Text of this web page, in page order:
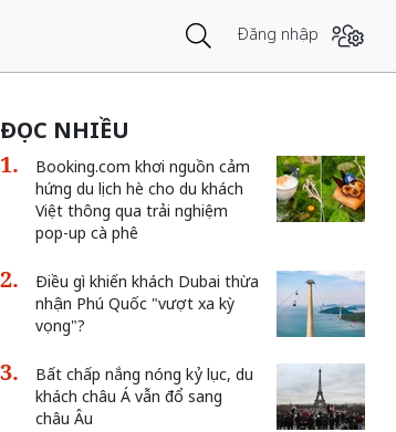
Đăng nhập
ĐỌC NHIỀU
Booking.com khơi nguồn cảm
hứng du lịch hè cho du khách
Việt thông qua trải nghiệm
pop-up cà phê
Điều gì khiến khách Dubai thừa
nhận Phú Quốc "vượt xa kỳ
vọng"?
Bất chấp nắng nóng kỷ lục, du
khách châu Á vẫn đổ sang
châu Âu